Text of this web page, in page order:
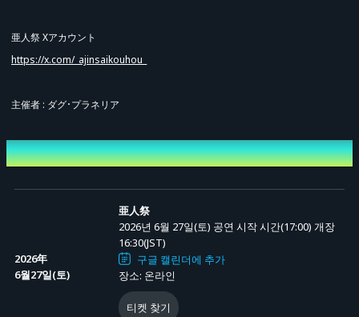
亜人祭 Xアカウント
https://x.com/_ajinsaikouhou_
主催者 : ダグ･プラネリア
개최일시
2026年
6월27일(토)
亜人祭
2026년 6월 27일(토) 공연 시작 시간(17:00) 개장
16:30(JST)
구글 캘린더에 추가
장소: 온라인
티켓 찾기